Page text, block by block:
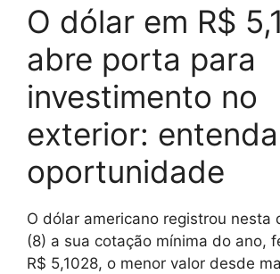
O dólar em R$
abre porta para
investimento no
exterior:
oportunidade
O dólar americano registrou nesta
(8) a sua cotação mínima do ano,
R$ 5,1028, o menor valor desde